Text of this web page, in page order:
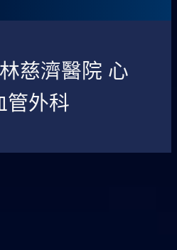
慈濟醫院 心
管外科